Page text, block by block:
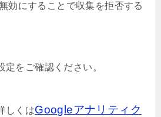
効にすることで収集を拒否する
をご確認ください。
しくはGoogleアナリティク